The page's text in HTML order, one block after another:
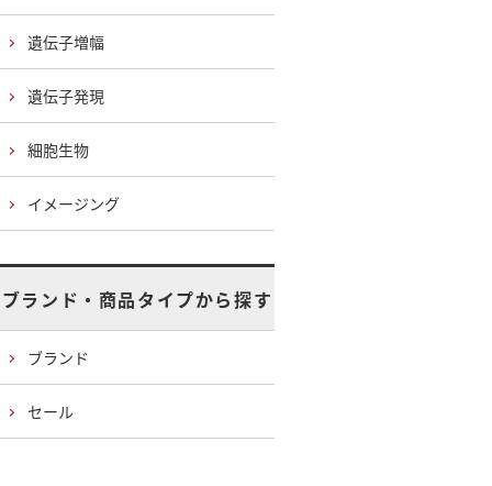
遺伝子増幅
遺伝子発現
細胞生物
イメージング
ブランド・商品タイプから探す
ブランド
セール